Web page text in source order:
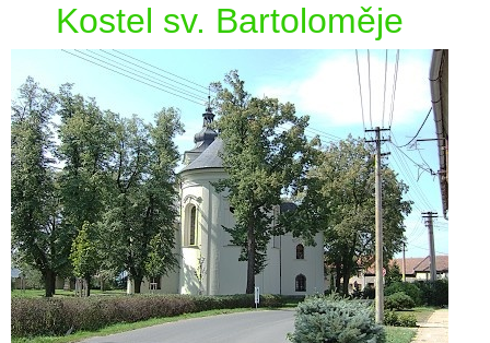
Kostel sv. Bartoloměje